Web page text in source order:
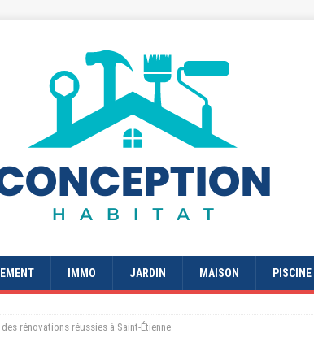
IMMO JARDIN MAISON PISCINE
rénovations réussies à Saint-Étienne